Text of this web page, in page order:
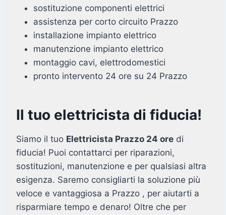
sostituzione componenti elettrici
assistenza per corto circuito Prazzo
installazione impianto elettrico
manutenzione impianto elettrico
montaggio cavi, elettrodomestici
pronto intervento 24 ore su 24 Prazzo
Il tuo elettricista di fiducia!
Siamo il tuo Elettricista Prazzo 24 ore di
fiducia! Puoi contattarci per riparazioni,
sostituzioni, manutenzione e per qualsiasi altra
esigenza. Saremo consigliarti la soluzione più
veloce e vantaggiosa a Prazzo , per aiutarti a
risparmiare tempo e denaro! Oltre che per